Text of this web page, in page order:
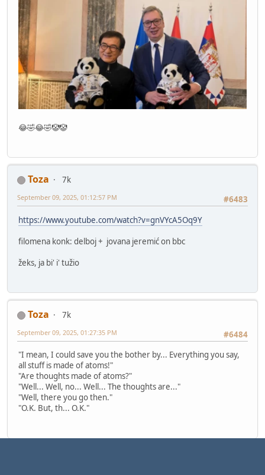
😂🤣😂🤣🤡🤡
Toza
7k
#6483
September 09, 2025, 01:12:57 PM
https://www.youtube.com/watch?v=gnVYcA5Oq9Y
filomena konk: delboj + jovana jeremić on bbc
žeks, ja bi' i' tužio
Toza
7k
#6484
September 09, 2025, 01:27:35 PM
"I mean, I could save you the bother by... Everything you say,
all stuff is made of atoms!"
"Are thoughts made of atoms?"
"Well... Well, no... Well... The thoughts are..."
"Well, there you go then."
"O.K. But, th... O.K."